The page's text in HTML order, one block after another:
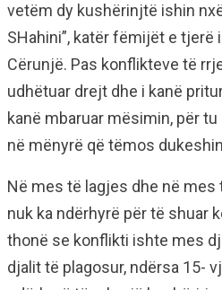
vetëm dy kushërinjtë ishin
SHahini”, katër fëmijët e
Cërunjë. Pas konflikteve të
udhëtuar drejt dhe i kanë
kanë mbaruar mësimin, për
në mënyrë që tëmos
Në mes të lagjes dhe në
nuk ka ndërhyrë për të shuar
thonë se konflikti ishte mes
djalit të plagosur, ndërsa 15-